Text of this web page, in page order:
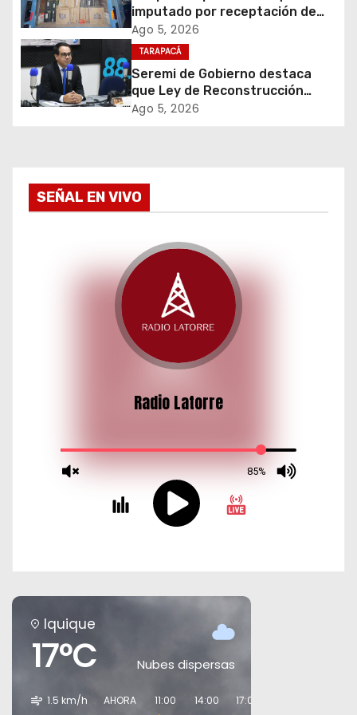
d
e
e
r
imputado por receptación de
cigarrillos avaluados en $1.600
millones*
Ago 5, 2026
TARAPACÁ
Seremi de Gobierno destaca
que Ley de Reconstrucción
Nacional impulsará la inversión
Ago 5, 2026
SEÑAL EN VIVO
Iquique
17°C Nubes dispersas
1.5 km/h
AHORA 11:00 14:00 17:00